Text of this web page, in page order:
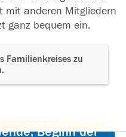
mit anderen Mitgliedern
ganz bequem ein.
Familienkreises zu
Beginn der